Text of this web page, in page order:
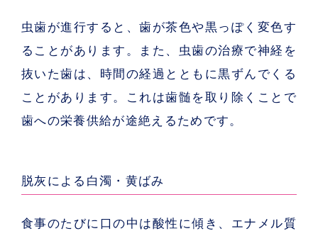
虫歯が進行すると、歯が茶色や黒っぽく変色す
ることがあります。また、虫歯の治療で神経を
抜いた歯は、時間の経過とともに黒ずんでくる
ことがあります。これは歯髄を取り除くことで
歯への栄養供給が途絶えるためです。
脱灰による白濁・黄ばみ
食事のたびに口の中は酸性に傾き、エナメル質